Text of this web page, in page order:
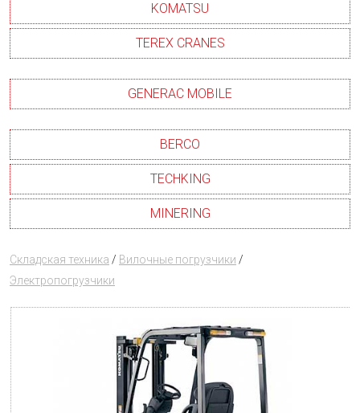
KOMATSU
TEREX CRANES
GENERAC MOBILE
BERCO
TECHKING
MINERING
Складская техника / Вилочные погрузчики /
Электропогрузчики